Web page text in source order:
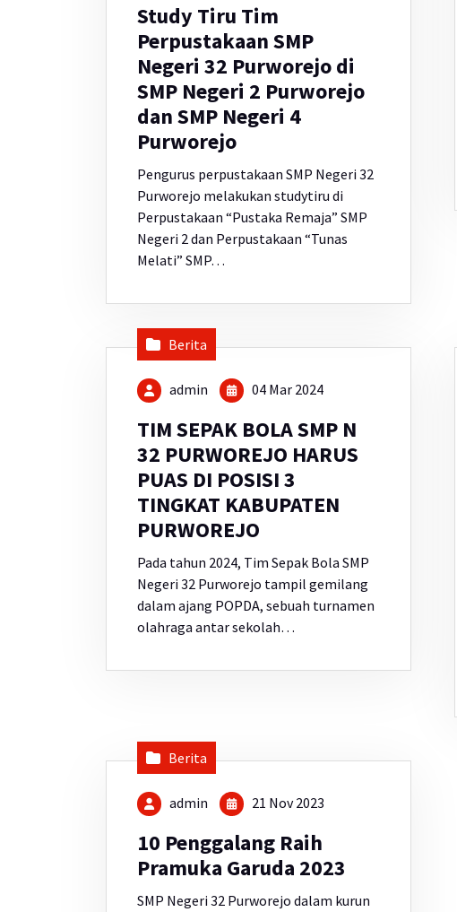
Study Tiru Tim
Perpustakaan SMP
Negeri 32 Purworejo di
SMP Negeri 2 Purworejo
dan SMP Negeri 4
Purworejo
Pengurus perpustakaan SMP Negeri 32
Purworejo melakukan studytiru di
Perpustakaan “Pustaka Remaja” SMP
Negeri 2 dan Perpustakaan “Tunas
Melati” SMP…
Berita
admin 04 Mar 2024
TIM SEPAK BOLA SMP N
32 PURWOREJO HARUS
PUAS DI POSISI 3
TINGKAT KABUPATEN
PURWOREJO
Pada tahun 2024, Tim Sepak Bola SMP
Negeri 32 Purworejo tampil gemilang
dalam ajang POPDA, sebuah turnamen
olahraga antar sekolah…
Berita
admin 21 Nov 2023
10 Penggalang Raih
Pramuka Garuda 2023
SMP Negeri 32 Purworejo dalam kurun